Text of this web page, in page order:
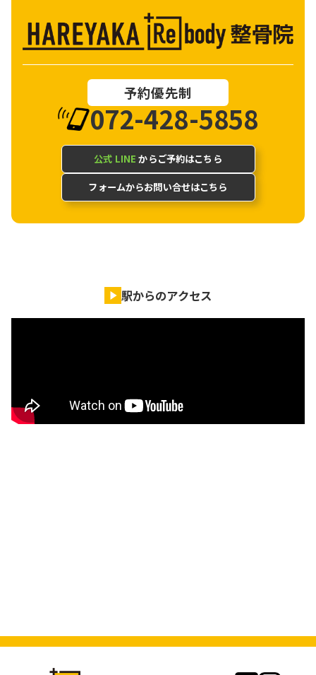
予約優先制
072-428-5858
公式 LINE からご予約はこちら
フォームからお問い合せはこちら
駅からのアクセス